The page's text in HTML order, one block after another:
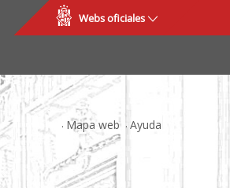
Webs oficiales
Mapa web Ayuda